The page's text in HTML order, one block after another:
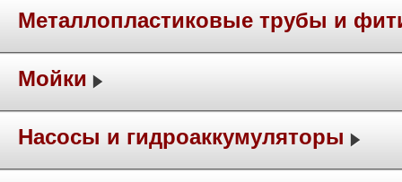
Металлопластиковые трубы и
Мойки
Насосы и гидроаккумуляторы